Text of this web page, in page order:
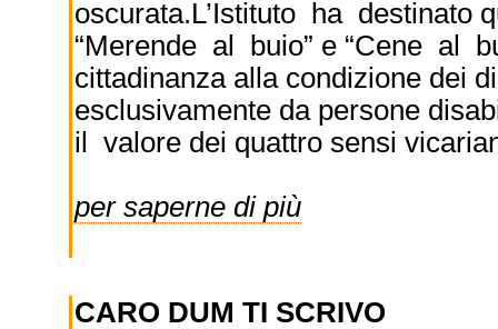
oscurata.L’Istituto ha destinato
“Merende al buio” e “Cene al
cittadinanza alla condizione dei
esclusivamente da persone
il valore dei quattro sensi
per saperne di più
CARO DUM TI SCRIVO